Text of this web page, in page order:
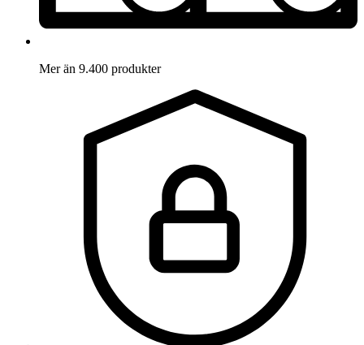
Mer än 9.400 produkter